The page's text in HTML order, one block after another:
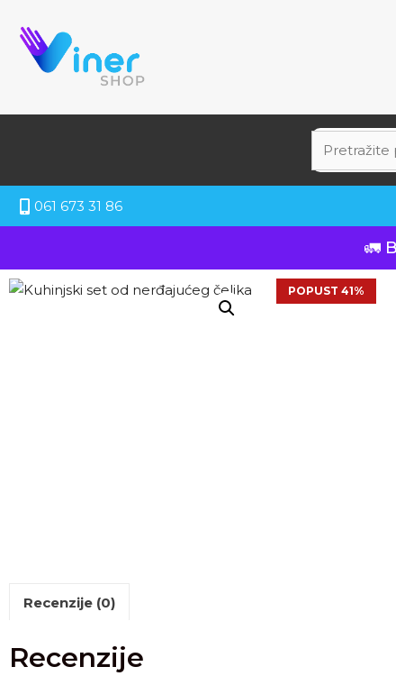
061 673 31 86
🚛
POPUST 41%
Recenzije (0)
Recenzije